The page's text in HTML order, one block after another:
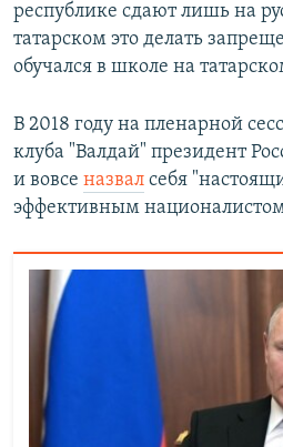
республике сдают лишь на
татарском это делать
обучался в школе на
В 2018 году на пленарной
клуба "Валдай" президент
и вовсе назвал себя
эффективным